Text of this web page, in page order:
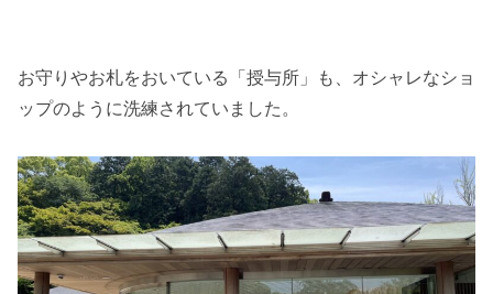
お守りやお札をおいている「授与所」も、オシャレなショ
ップのように洗練されていました。